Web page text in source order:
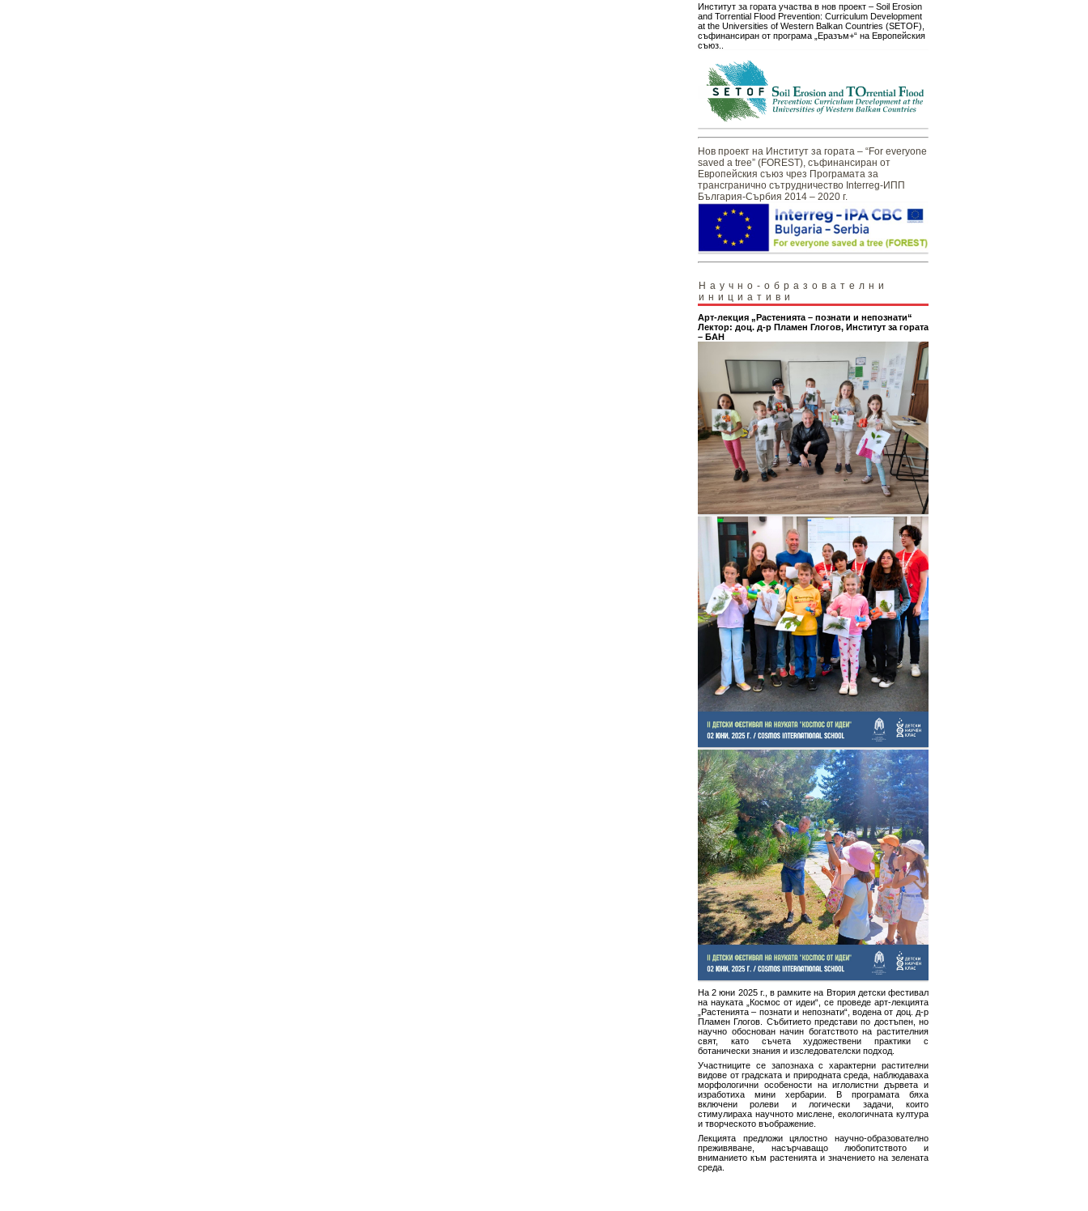
Институт за гората участва в нов проект – Soil Erosion
and Torrential Flood Prevention: Curriculum Development
at the Universities of Western Balkan Countries (SETOF),
съфинансиран от програма „Еразъм+“ на Европейския
съюз..
Нов проект на Институт за гората – “For everyone
saved a tree” (FOREST), съфинансиран от
Европейския съюз чрез Програмата за
трансгранично сътрудничество Interreg-ИПП
България-Сърбия 2014 – 2020 г.
Научно-образователни
инициативи
Арт-лекция „Растенията – познати и непознати“
Лектор: доц. д-р Пламен Глогов, Институт за гората
– БАН
На 2 юни 2025 г., в рамките на Втория детски фестивал
на науката „Космос от идеи“, се проведе арт-лекцията
„Растенията – познати и непознати“, водена от доц. д-р
Пламен Глогов. Събитието представи по достъпен, но
научно обоснован начин богатството на растителния
свят, като съчета художествени практики с
ботанически знания и изследователски подход.
Участниците се запознаха с характерни растителни
видове от градската и природната среда, наблюдаваха
морфологични особености на иглолистни дървета и
изработиха мини хербарии. В програмата бяха
включени ролеви и логически задачи, които
стимулираха научното мислене, екологичната култура
и творческото въображение.
Лекцията предложи цялостно научно-образователно
преживяване, насърчаващо любопитството и
вниманието към растенията и значението на зелената
среда.